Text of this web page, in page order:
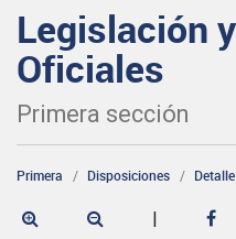
Legislación
Oficiales
Primera sección
Primera Disposiciones Detalle
|